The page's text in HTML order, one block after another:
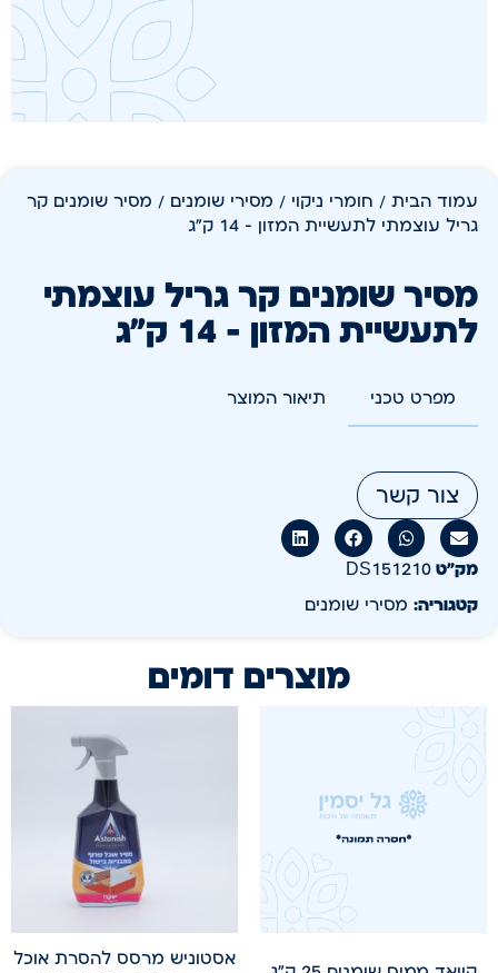
עמוד הבית / חומרי ניקוי / מסירי שומנים / מסיר שומנים קר
גריל עוצמתי לתעשיית המזון – 14 ק"ג
מסיר שומנים קר גריל עוצמתי
לתעשיית המזון – 14 ק"ג
מפרט טכני תיאור המוצר
צור קשר
מק״ט DS151210
קטגוריה: מסירי שומנים
מוצרים דומים
אסטוניש מרסס להסרת אוכל